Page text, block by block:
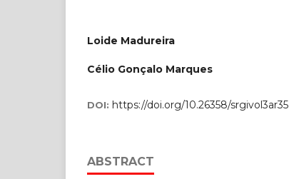
Loide Madureira
Célio Gonçalo Marques
DOI: https://doi.org/10.26358/srgivol3ar35
ABSTRACT